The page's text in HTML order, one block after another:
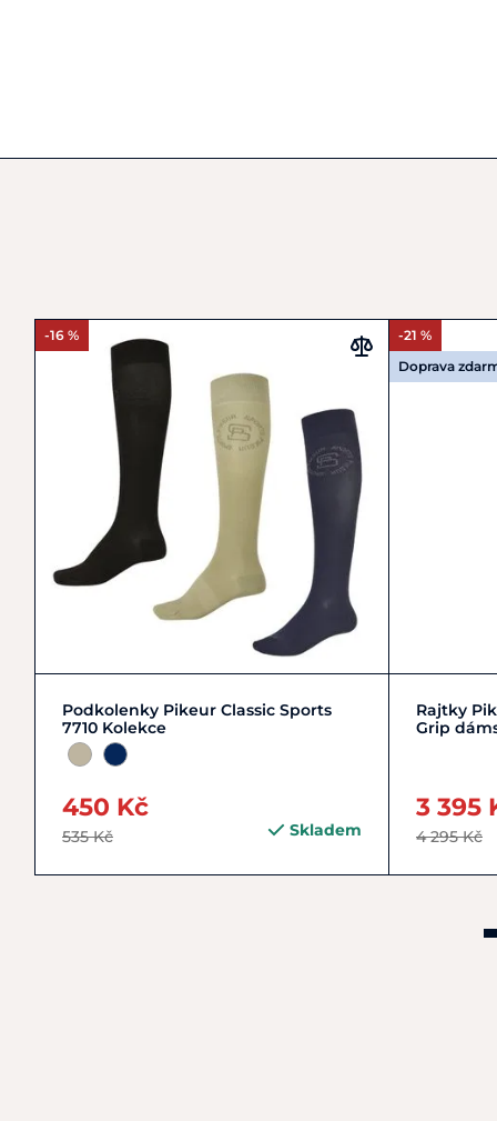
-16 %
35 36 37 38 + 2
Podkolenky Pikeur Classic Sports
7710 Kolekce
450 Kč
535 Kč Skladem
-21 %
Doprava
Rajtky
Grip
3 395
4 295 Kč